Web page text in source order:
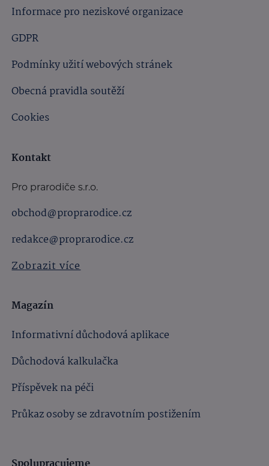
Informace pro neziskové organizace
GDPR
Podmínky užití webových stránek
Obecná pravidla soutěží
Cookies
Kontakt
Pro prarodiče s.r.o.
obchod@proprarodice.cz
redakce@proprarodice.cz
Zobrazit více
Magazín
Informativní důchodová aplikace
Důchodová kalkulačka
Příspěvek na péči
Průkaz osoby se zdravotním postižením